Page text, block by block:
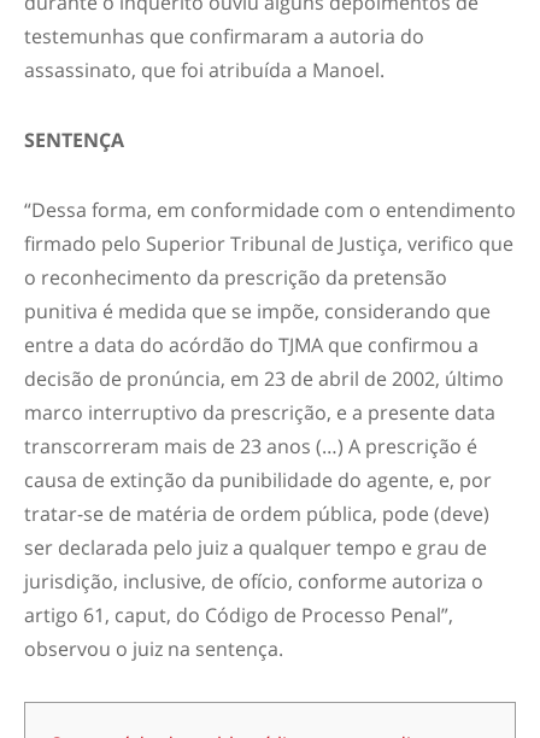
testemunhas que confirmaram a autoria do
assassinato, que foi atribuída a Manoel.
SENTENÇA
“Dessa forma, em conformidade com o entendimento
firmado pelo Superior Tribunal de Justiça, verifico que
o reconhecimento da prescrição da pretensão
punitiva é medida que se impõe, considerando que
entre a data do acórdão do TJMA que confirmou a
decisão de pronúncia, em 23 de abril de 2002, último
marco interruptivo da prescrição, e a presente data
transcorreram mais de 23 anos (…) A prescrição é
causa de extinção da punibilidade do agente, e, por
tratar-se de matéria de ordem pública, pode (deve)
ser declarada pelo juiz a qualquer tempo e grau de
jurisdição, inclusive, de ofício, conforme autoriza o
artigo 61, caput, do Código de Processo Penal”,
observou o juiz na sentença.